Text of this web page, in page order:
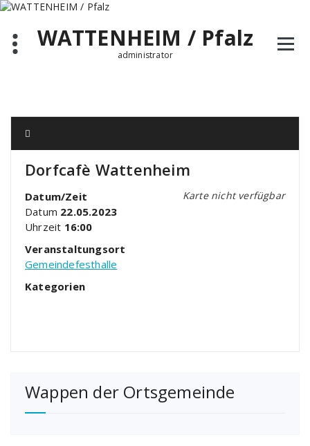
Zum
springenWATTENHEIM / Pfalz
administrator
Dorfcafè Wattenheim
Karte nicht verfügbar
Datum/Zeit
Datum 22.05.2023
Uhrzeit 16:00
Veranstaltungsort
Gemeindefesthalle
Kategorien
Wappen der Ortsgemeinde